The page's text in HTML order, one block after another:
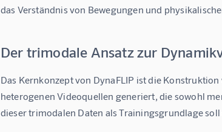
das Verständnis von Bewegungen und
Der trimodale Ansatz zur
Das Kernkonzept von DynaFLIP ist die
heterogenen Videoquellen generiert, die sowohl
dieser trimodalen Daten als Trainingsgrundlage